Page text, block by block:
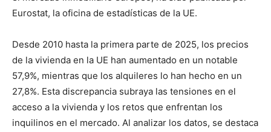
Eurostat, la oficina de estadísticas de la UE.
Desde 2010 hasta la primera parte de 2025, los precios
de la vivienda en la UE han aumentado en un notable
57,9%, mientras que los alquileres lo han hecho en un
27,8%. Esta discrepancia subraya las tensiones en el
acceso a la vivienda y los retos que enfrentan los
inquilinos en el mercado. Al analizar los datos, se destaca